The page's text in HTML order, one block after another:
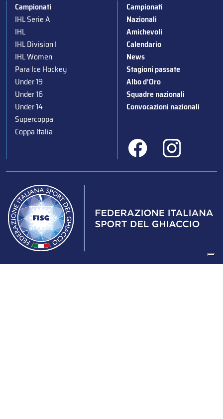
Campionati
IHL Serie A
IHL
IHL Division I
IHL Women
Para Ice Hockey
Under 19
Under 16
Under 14
Supercoppa
Coppa Italia
Campionati
Nazionali
Amichevoli
Calendario
News
Stagioni passate
Albo d’Oro
Squadre nazionali
Convocazioni nazionali